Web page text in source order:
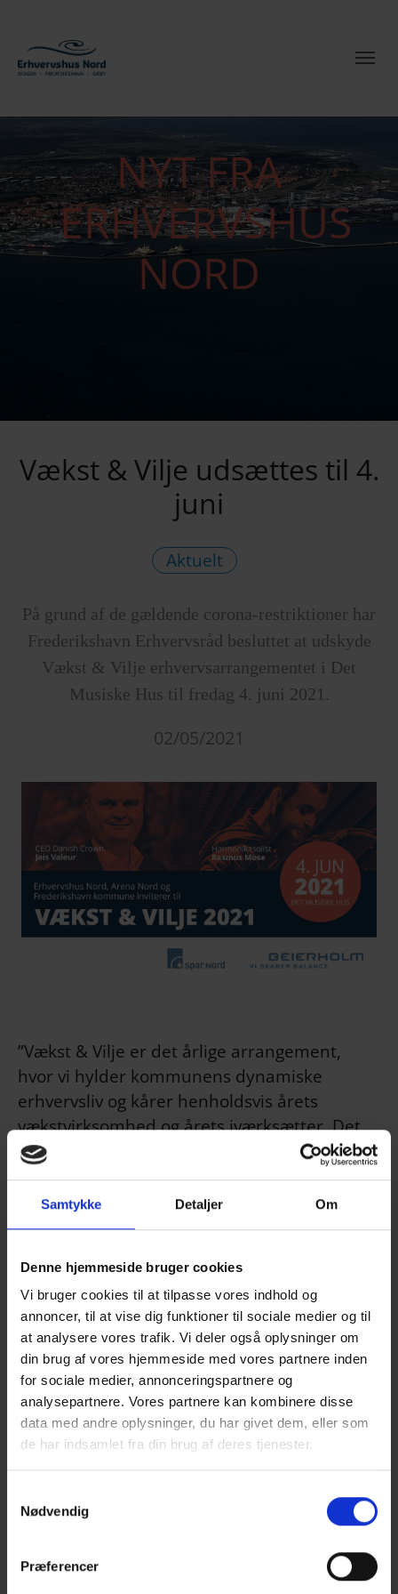
Samtykke Detaljer Om
Denne hjemmeside bruger cookies
Vi bruger cookies til at tilpasse vores indhold og
annoncer, til at vise dig funktioner til sociale medier og til
at analysere vores trafik. Vi deler også oplysninger om
din brug af vores hjemmeside med vores partnere inden
for sociale medier, annonceringspartnere og
analysepartnere. Vores partnere kan kombinere disse
data med andre oplysninger, du har givet dem, eller som
de har indsamlet fra din brug af deres tjenester.
Nødvendig
Præferencer
NYT FRA
ERHVERVSHUS
NORD
Vækst & Vilje udsættes til 4.
juni
Aktuelt
På grund af de gældende corona-restriktioner har
Frederikshavn Erhvervsråd besluttet at udskyde
Vækst & Vilje erhvervsarrangementet i Det
Musiske Hus til fredag 4. juni 2021.
02/05/2021
”Vækst & Vilje er det årlige arrangement,
hvor vi hylder kommunens dynamiske
erhvervsliv og kårer henholdsvis årets
vækstvirksomhed og årets iværksætter. Det
er en festlig begivenhed, som normalt samler
200-300 erhvervsfolk til et
morgenarrangement i Det Musiske Hus. Det
er ikke muligt nu, og derfor udsætter vi
den fælles oplevelse og muligheden for
networking, derfor vil vi ikke afvikle eventen
online,” siger erhvervsrådsformand Karl Erik
Slynge.
Ved Vækst & Vilje er der tradition for et
aktuelt indlæg fra en af byens sønner, der er
rejst ud og har gjort det godt i den store
verden. I år bliver det Jais Valeur, der er
dansk, international virksomhed med stor
Sæby.